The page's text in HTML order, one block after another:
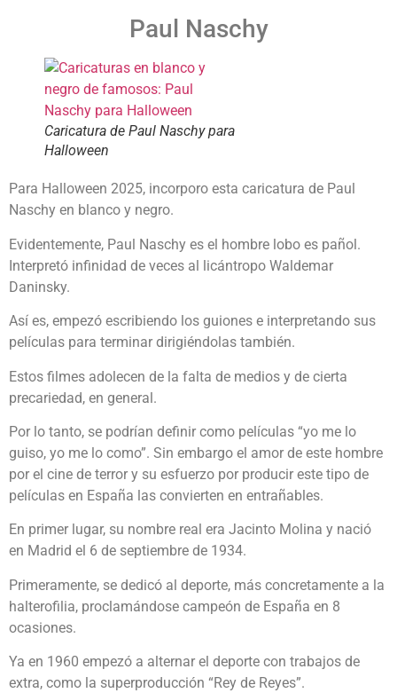
Paul Naschy
Caricatura de Paul Naschy para
Halloween
Para Halloween 2025, incorporo esta caricatura de Paul
Naschy en blanco y negro.
Evidentemente, Paul Naschy es el hombre lobo es pañol.
Interpretó infinidad de veces al licántropo Waldemar
Daninsky.
Así es, empezó escribiendo los guiones e interpretando sus
películas para terminar dirigiéndolas también.
Estos filmes adolecen de la falta de medios y de cierta
precariedad, en general.
Por lo tanto, se podrían definir como películas “yo me lo
guiso, yo me lo como”. Sin embargo el amor de este hombre
por el cine de terror y su esfuerzo por producir este tipo de
películas en España las convierten en entrañables.
En primer lugar, su nombre real era Jacinto Molina y nació
en Madrid el 6 de septiembre de 1934.
Primeramente, se dedicó al deporte, más concretamente a la
halterofilia, proclamándose campeón de España en 8
ocasiones.
Ya en 1960 empezó a alternar el deporte con trabajos de
extra, como la superproducción “Rey de Reyes”.